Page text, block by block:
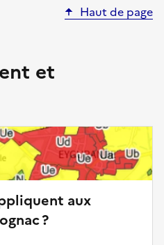
Haut de page
et
aux
?